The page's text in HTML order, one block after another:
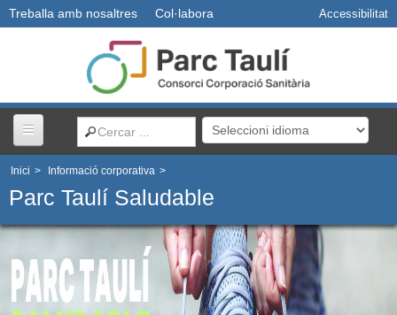
Accessibilitat
Col·labora
Treballa amb nosaltres
Centres i serveis
Usuaris
Professionals
Inici > Informació corporativa >
Parc Taulí Saludable